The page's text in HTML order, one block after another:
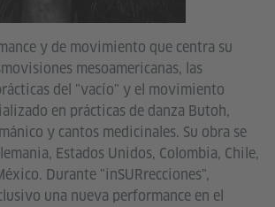
y de movimiento que centra su
mesoamericanas, las
del "vacío" y el movimiento
en prácticas de danza Butoh,
y cantos medicinales. Su obra se
Estados Unidos, Colombia, Chile,
Durante "inSURrecciones",
una nueva performance en el